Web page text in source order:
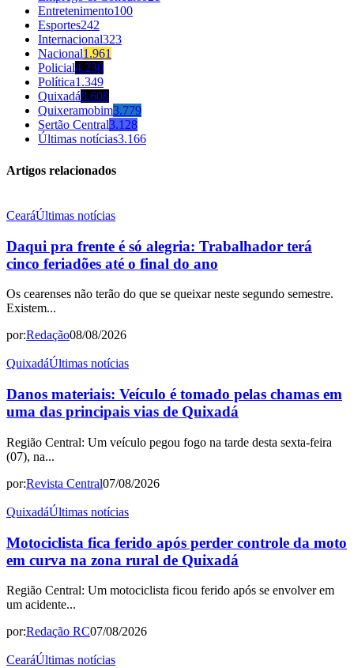
Entretenimento100
Esportes242
Internacional323
Nacional1.961
Policial4.230
Política1.349
Quixadá8.608
Quixeramobim3.779
Sertão Central3.128
Últimas notícias3.166
Artigos relacionados
CearáÚltimas notícias
Daqui pra frente é só alegria: Trabalhador terá
cinco feriadões até o final do ano
Os cearenses não terão do que se queixar neste segundo semestre.
Existem...
por:Redação08/08/2026
QuixadáÚltimas notícias
Danos materiais: Veículo é tomado pelas chamas em
uma das principais vias de Quixadá
Região Central: Um veículo pegou fogo na tarde desta sexta-feira
(07), na...
por:Revista Central07/08/2026
QuixadáÚltimas notícias
Motociclista fica ferido após perder controle da moto
em curva na zona rural de Quixadá
Região Central: Um motociclista ficou ferido após se envolver em
um acidente...
por:Redação RC07/08/2026
CearáÚltimas notícias